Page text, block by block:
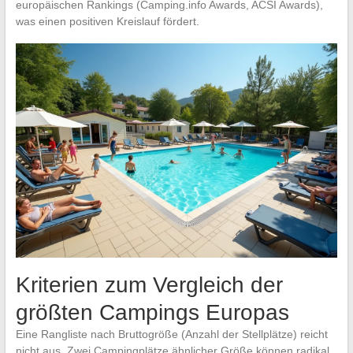
europäischen Rankings (Camping.info Awards, ACSI Awards),
was einen positiven Kreislauf fördert.
Kriterien zum Vergleich der
größten Campings Europas
Eine Rangliste nach Bruttogröße (Anzahl der Stellplätze) reicht